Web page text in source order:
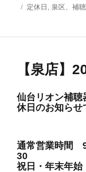
稿
タ
定休日 泉区、補
【泉店】
仙台リオン補聴
休日のお知らせ
通常営業時間
30
祝日・年末年始